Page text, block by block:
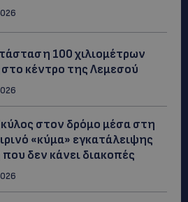
100 χιλιομέτρων
κέντρο της Λεμεσού
στον δρόμο μέσα στη
«κύμα» εγκατάλειψης
δεν κάνει διακοπές